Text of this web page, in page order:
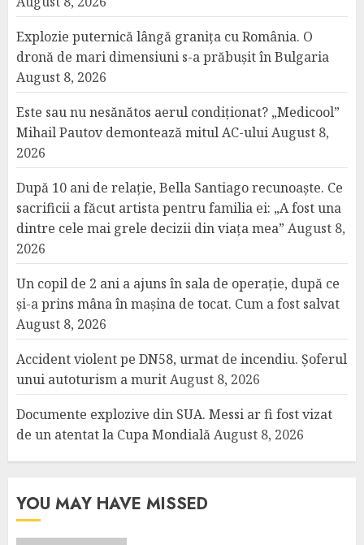
Explozie puternică lângă granița cu România. O
dronă de mari dimensiuni s-a prăbușit în Bulgaria
August 8, 2026
Este sau nu nesănătos aerul condiționat? „Medicool”
Mihail Pautov demontează mitul AC-uluiAugust 8,
2026
După 10 ani de relație, Bella Santiago recunoaște. Ce
sacrificii a făcut artista pentru familia ei: „A fost una
dintre cele mai grele decizii din viața mea” August 8,
2026
Un copil de 2 ani a ajuns în sala de operație, după ce
și-a prins mâna în mașina de tocat. Cum a fost salvat
August 8, 2026
Accident violent pe DN58, urmat de incendiu. Șoferul
unui autoturism a muritAugust 8, 2026
Documente explozive din SUA. Messi ar fi fost vizat
de un atentat la Cupa MondialăAugust 8, 2026
YOU MAY HAVE MISSED